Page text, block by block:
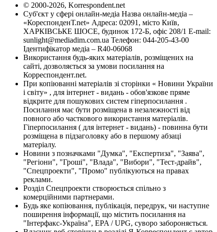
© 2000-2026, Korrespondent.net
Суб'єкт у сфері онлайн-медіа Назва онлайн-медіа –
«КореспонденТ.net» Адреса: 02091, місто Київ,
ХАРКІВСЬКЕ ШОСЕ, будинок 172-Б, офіс 208/1 E-mail:
sunlight@mediadim.com.ua Телефон: 044-205-43-00
Ідентифікатор медіа – R40-06068
Використання будь-яких матеріалів, розміщених на
сайті, дозволяється за умови посилання на
Корреспондент.net.
При копіюванні матеріалів зі сторінки « Новини України
і світу» , для інтернет - видань - обов'язкове пряме
відкрите для пошукових систем гіперпосилання .
Посилання має бути розміщена в незалежності від
повного або часткового використання матеріалів.
Гіперпосилання ( для інтернет - видань) - повинна бути
розміщена в підзаголовку або в першому абзаці
матеріалу.
Новини з позначками "Думка", "Експертиза", "Заява",
"Регіони", "Гроші", "Влада", "Вибори", "Тест-драйв",
"Спецпроекти", "Промо" публікуються на правах
реклами.
Розділ Спецпроекти створюється спільно з
комерційними партнерами.
Будь яке копіювання, публікація, передрук, чи наступне
поширення інформації, що містить посилання на
"Інтерфакс-Україна", EPA / UPG, суворо забороняється.